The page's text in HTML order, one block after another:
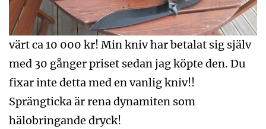
värt ca 10 000 kr! Min kniv har betalat sig själv
med 30 gånger priset sedan jag köpte den. Du
fixar inte detta med en vanlig kniv!!
Sprängticka är rena dynamiten som
hälobringande dryck!